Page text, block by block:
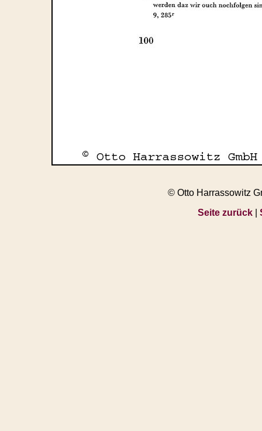
© Otto Harrassowitz
Seite zurück|